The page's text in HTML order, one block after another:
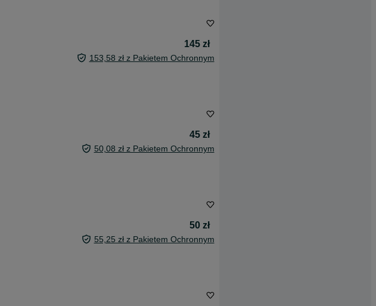
145 zł
153,58 zł z Pakietem Ochronnym
45 zł
50,08 zł z Pakietem Ochronnym
50 zł
55,25 zł z Pakietem Ochronnym